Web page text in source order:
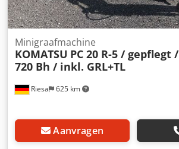
Riesa 625 km
Minigraafmachine
KOMATSU PC 20 R-5 / gepflegt /
720 Bh / inkl. GRL+TL
Aanvragen